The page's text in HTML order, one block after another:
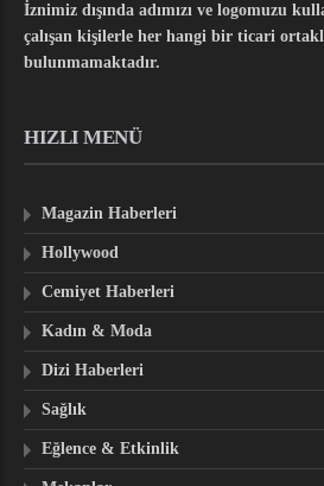
İznimiz dışında adımızı ve logomuzu
çalışan kişilerle her hangi bir ticari
bulunmamaktadır.
HIZLI MENÜ
Magazin Haberleri
Hollywood
Cemiyet Haberleri
Kadın & Moda
Dizi Haberleri
Sağlık
Eğlence & Etkinlik